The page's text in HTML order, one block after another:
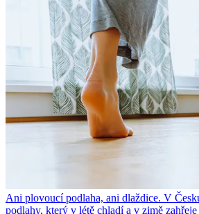
Ani plovoucí podlaha, ani dlaždice. V
podlahy, který v létě chladí a v zimě zahřeje